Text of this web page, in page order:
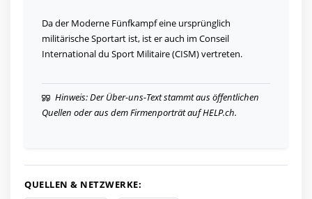
Da der Moderne Fünfkampf eine ursprünglich
militärische Sportart ist, ist er auch im Conseil
International du Sport Militaire (CISM) vertreten.
Hinweis: Der Über-uns-Text stammt aus öffentlichen
Quellen oder aus dem Firmenporträt auf HELP.ch.
QUELLEN & NETZWERKE: